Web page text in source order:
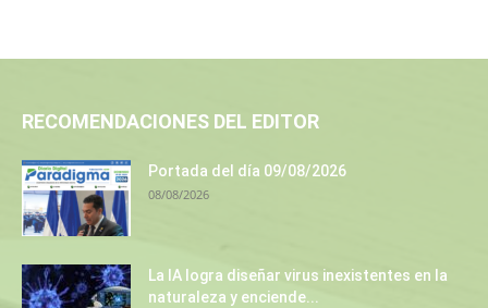
RECOMENDACIONES DEL EDITOR
Portada del día 09/08/2026
08/08/2026
La IA logra diseñar virus inexistentes en la
naturaleza y enciende...